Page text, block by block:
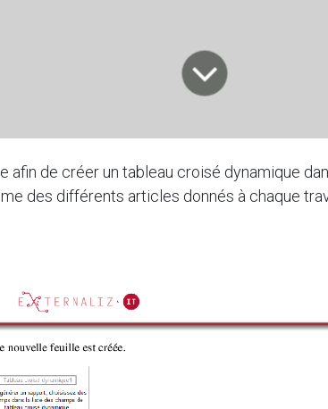
afin de créer un tableau croisé dynamique
des différents articles donnés à chaque